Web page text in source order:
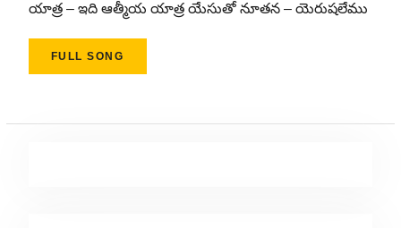
యాత్ర – ఇది ఆత్మీయ యాత్ర యేసుతో నూతన – యెరుషలేము
FULL SONG